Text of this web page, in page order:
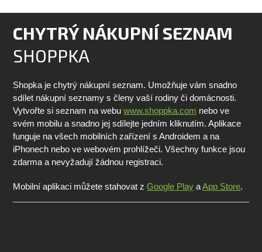
CHYTRÝ NÁKUPNÍ SEZNAM
SHOPPKA
Shopka je chytrý nákupní seznam. Umožňuje vám snadno
sdílet nákupní seznamy s členy vaší rodiny či domácnosti.
Vytvořte si seznam na webuwww.shoppka.com nebo ve
svém mobilu a snadno jej sdílejte jedním kliknutím. Aplikace
funguje na všech mobilních zařízení s Androidem a na
iPhonech nebo ve webovém prohlížeči. Všechny funkce jsou
zdarma a nevyžadují žádnou registraci.
Mobilní aplikaci můžete stahovat zGoogle Play aApp Store.